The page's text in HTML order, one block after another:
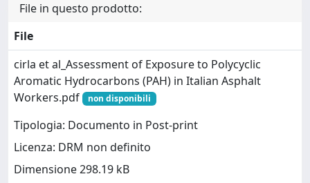
File in questo prodotto:
File
cirla et al_Assessment of Exposure to Polycyclic
Aromatic Hydrocarbons (PAH) in Italian Asphalt
Workers.pdf
non disponibili
Tipologia: Documento in Post-print
Licenza: DRM non definito
Dimensione 298.19 kB